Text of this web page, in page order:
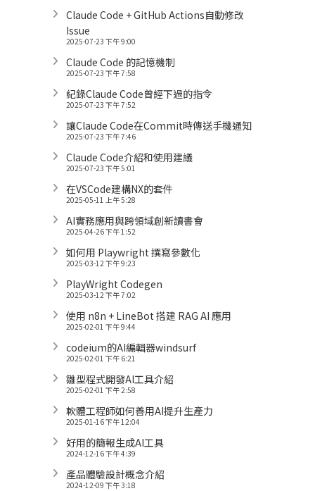
Claude Code + GitHub Actions自動修改
Issue
2025-07-23 下午 9:00
Claude Code 的記憶機制
2025-07-23 下午 7:58
紀錄Claude Code曾經下過的指令
2025-07-23 下午 7:52
讓Claude Code在Commit時傳送手機通知
2025-07-23 下午 7:46
Claude Code介紹和使用建議
2025-07-23 下午 5:01
在VSCode建構NX的套件
2025-05-11 上午 5:28
AI實務應用與跨領域創新讀書會
2025-04-26 下午 1:52
如何用 Playwright 撰寫參數化
2025-03-12 下午 9:23
PlayWright Codegen
2025-03-12 下午 7:02
使用 n8n + LineBot 搭建 RAG AI 應用
2025-02-01 下午 9:44
codeium的AI編輯器windsurf
2025-02-01 下午 6:21
雛型程式開發AI工具介紹
2025-02-01 下午 2:58
軟體工程師如何善用AI提升生產力
2025-01-16 下午 12:04
好用的簡報生成AI工具
2024-12-16 下午 4:39
產品體驗設計概念介紹
2024-12-09 下午 3:18